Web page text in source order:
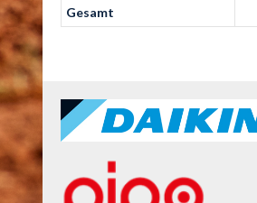
Gesamt